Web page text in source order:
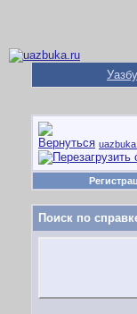
Поиск по